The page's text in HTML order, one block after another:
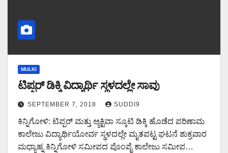
MULKI
ಟಿಪ್ಪರ್ ಡಿಕ್ಕಿ ವಿದ್ಯಾರ್ಥಿ ಸ್ಥಳದಲ್ಲೇ ಸಾವು
SEPTEMBER 7, 2018 SUDDI9
ಕಿನ್ನಿಗೋಳಿ: ಟಿಪ್ಪರ್ ಮತ್ತು ಆ್ಯಕ್ಟಿವಾ ಸ್ಕೂಟಿ ಡಿಕ್ಕಿ ಹೊಡೆದ ಪರಿಣಾಮ
ಕಾಲೇಜು ವಿದ್ಯಾರ್ಥಿಯೋರ್ವ ಸ್ಥಳದಲ್ಲೇ ಮೃತಪಟ್ಟ ಘಟನೆ ಶುಕ್ರವಾರ
ಮಧ್ಯಾಹ್ನ ಕಿನ್ನಿಗೋಳಿ ಸಮೀಪದ ಪೊಂಪೈ ಕಾಲೇಜು ಸಮೀಪ…